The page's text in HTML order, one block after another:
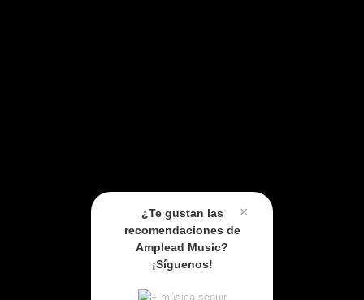
×
¿Te gustan las
recomendaciones de
Amplead Music?
¡Síguenos!